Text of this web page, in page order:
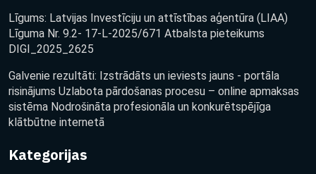
Līgums: Latvijas Investīciju un attīstības aģentūra (LIAA)
Līguma Nr. 9.2- 17-L-2025/671 Atbalsta pieteikums
DIGI_2025_2625
Galvenie rezultāti: Izstrādāts un ieviests jauns - portāla
risinājums Uzlabota pārdošanas procesu – online apmaksas
sistēma Nodrošināta profesionāla un konkurētspējīga
klātbūtne internetā
Kategorijas